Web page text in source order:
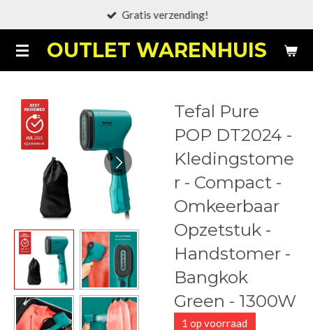
naar
de
OUTLET WARENHUIS
Gratis verzending!
Tefal Pure
POP DT2024 -
Kledingstome
r - Compact -
Omkeerbaar
Opzetstuk -
Handstomer -
Bangkok
Green - 1300W
1 op voorraad